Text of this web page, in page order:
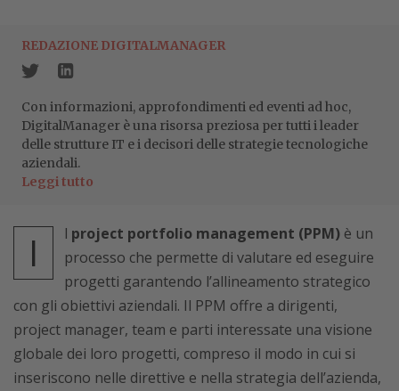
REDAZIONE DIGITALMANAGER
Con informazioni, approfondimenti ed eventi ad hoc,
DigitalManager è una risorsa preziosa per tutti i leader
delle strutture IT e i decisori delle strategie tecnologiche
aziendali.
Leggi tutto
I l project portfolio management (PPM) è un
processo che permette di valutare ed eseguire
progetti garantendo l’allineamento strategico
con gli obiettivi aziendali. Il PPM offre a dirigenti,
project manager, team e parti interessate una visione
globale dei loro progetti, compreso il modo in cui si
inseriscono nelle direttive e nella strategia dell’azienda,